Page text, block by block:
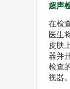
超声
在检
医生
皮肤
器并
检查
视器。